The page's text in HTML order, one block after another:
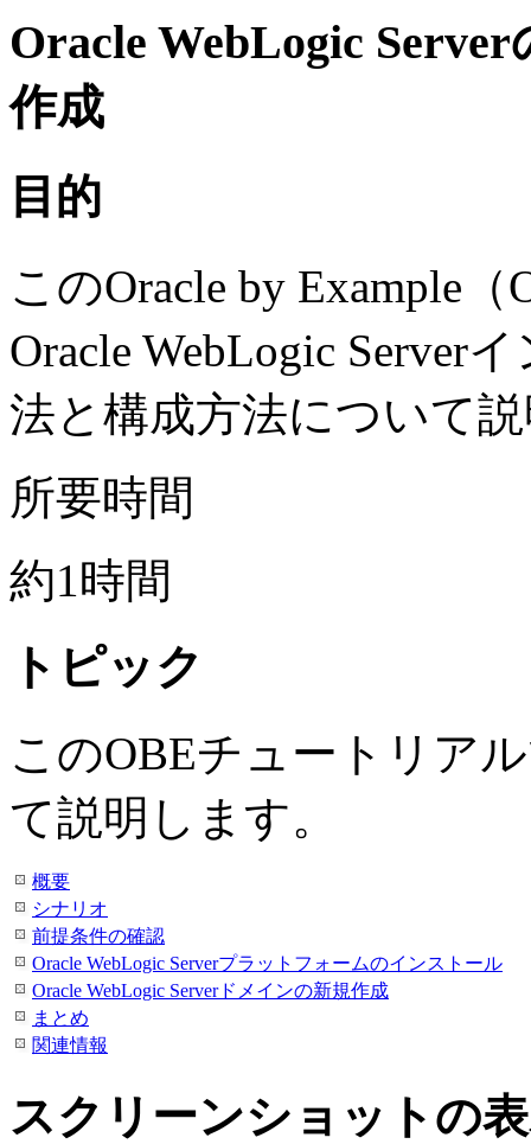
Oracle WebLogic
作成
目的
このOracle by Example
Oracle WebLogic Server
法と構成方法について
所要時間
約1時間
トピック
このOBEチュートリア
て説明します。
概要
シナリオ
前提条件の確認
Oracle WebLogic Serverプラットフォームのインストール
Oracle WebLogic Serverドメインの新規作成
まとめ
関連情報
スクリーンショットの